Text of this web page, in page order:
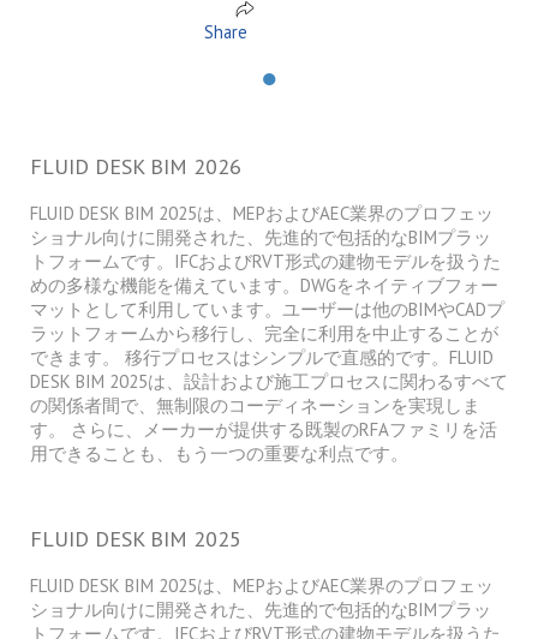
Share
●
FLUID DESK BIM 2026
FLUID DESK BIM 2025は、MEPおよびAEC業界のプロフェッ
ショナル向けに開発された、先進的で包括的なBIMプラッ
トフォームです。IFCおよびRVT形式の建物モデルを扱うた
めの多様な機能を備えています。DWGをネイティブフォー
マットとして利用しています。ユーザーは他のBIMやCADプ
ラットフォームから移行し、完全に利用を中止することが
できます。 移行プロセスはシンプルで直感的です。FLUID
DESK BIM 2025は、設計および施工プロセスに関わるすべて
の関係者間で、無制限のコーディネーションを実現しま
す。 さらに、メーカーが提供する既製のRFAファミリを活
用できることも、もう一つの重要な利点です。
FLUID DESK BIM 2025
FLUID DESK BIM 2025は、MEPおよびAEC業界のプロフェッ
ショナル向けに開発された、先進的で包括的なBIMプラッ
トフォームです。IFCおよびRVT形式の建物モデルを扱うた